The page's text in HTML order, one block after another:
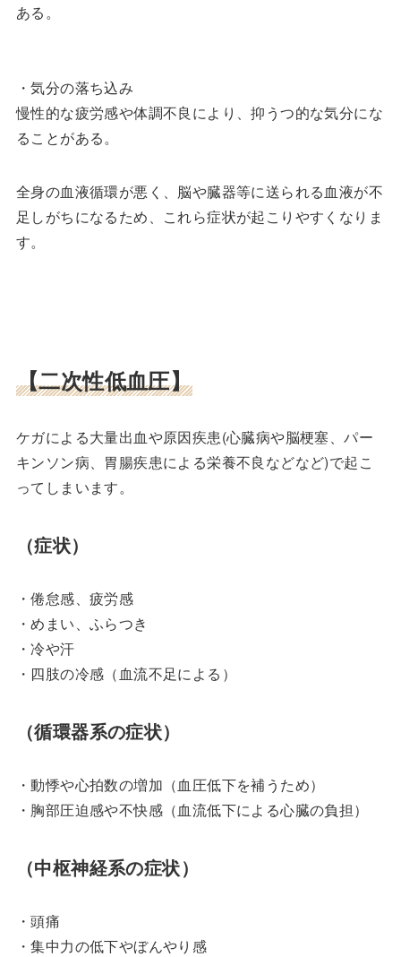
ある。
・気分の落ち込み
慢性的な疲労感や体調不良により、抑うつ的な気分にな
ることがある。
全身の血液循環が悪く、脳や臓器等に送られる血液が不
足しがちになるため、これら症状が起こりやすくなりま
す。
【二次性低血圧】
ケガによる大量出血や原因疾患(心臓病や脳梗塞、パー
キンソン病、胃腸疾患による栄養不良などなど)で起こ
ってしまいます。
（症状）
・倦怠感、疲労感
・めまい、ふらつき
・冷や汗
・四肢の冷感（血流不足による）
（循環器系の症状）
・動悸や心拍数の増加（血圧低下を補うため）
・胸部圧迫感や不快感（血流低下による心臓の負担）
（中枢神経系の症状）
・頭痛
・集中力の低下やぼんやり感